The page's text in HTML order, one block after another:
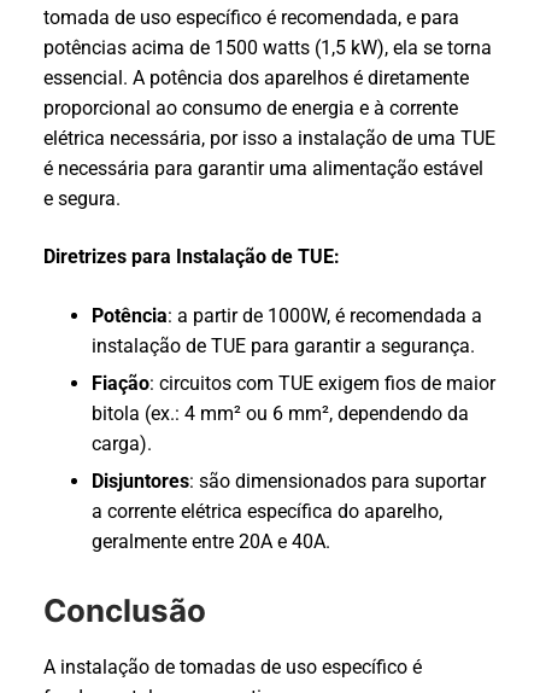
tomada de uso específico é recomendada, e para
potências acima de 1500 watts (1,5 kW), ela se torna
essencial. A potência dos aparelhos é diretamente
proporcional ao consumo de energia e à corrente
elétrica necessária, por isso a instalação de uma TUE
é necessária para garantir uma alimentação estável
e segura.
Diretrizes para Instalação de TUE:
Potência: a partir de 1000W, é recomendada a
instalação de TUE para garantir a segurança.
Fiação: circuitos com TUE exigem fios de maior
bitola (ex.: 4 mm² ou 6 mm², dependendo da
carga).
Disjuntores: são dimensionados para suportar
a corrente elétrica específica do aparelho,
geralmente entre 20A e 40A.
Conclusão
A instalação de tomadas de uso específico é